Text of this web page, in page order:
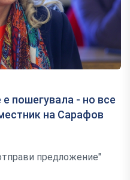
е пошегувала - но все
на Сарафов
предложение"